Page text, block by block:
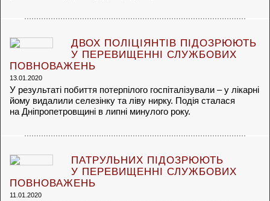
ДВОХ ПОЛІЦІЯНТІВ ПІДОЗРЮЮТЬ
У ПЕРЕВИЩЕННІ СЛУЖБОВИХ
ПОВНОВАЖЕНЬ
13.01.2020
У результаті побиття потерпілого госпіталізували – у лікарні
йому видалили селезінку та ліву нирку. Подія сталася
на Дніпропетровщині в липні минулого року.
ПАТРУЛЬНИХ ПІДОЗРЮЮТЬ
У ПЕРЕВИЩЕННІ СЛУЖБОВИХ
ПОВНОВАЖЕНЬ
11.01.2020